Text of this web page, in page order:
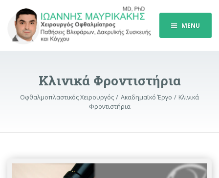
MENU
Κλινικά Φροντιστήρια
Οφθαλμοπλαστικός Χειρουργός Ακαδημαϊκό Έργο
Κλινικά
Φροντιστήρια